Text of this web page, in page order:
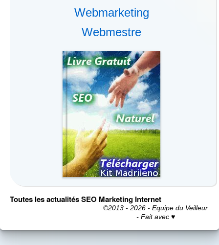
Webmarketing
Webmestre
Toutes les actualités SEO Marketing Internet
©2013 - 2026 - Equipe du Veilleur
- Fait avec ♥